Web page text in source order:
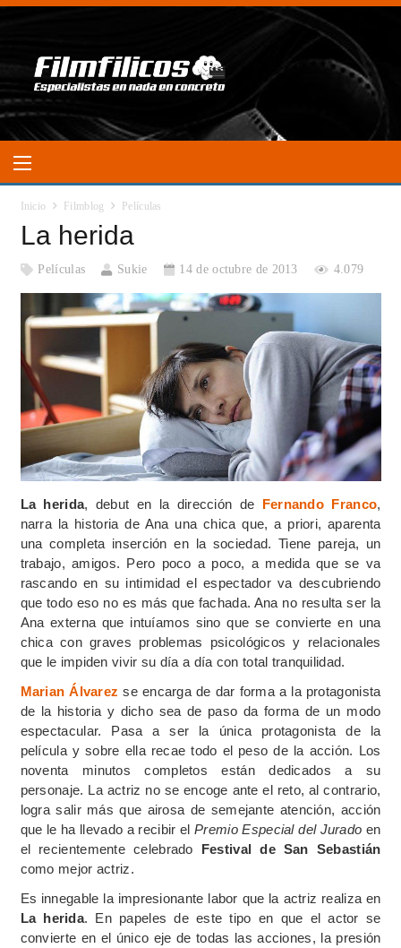
Inicio Filmblog Películas
La herida
Películas Sukie 14 de octubre de 2013 4.079
La herida, debut en la dirección de Fernando Franco,
narra la historia de Ana una chica que, a priori, aparenta
una completa inserción en la sociedad. Tiene pareja, un
trabajo, amigos. Pero poco a poco, a medida que se va
rascando en su intimidad el espectador va descubriendo
que todo eso no es más que fachada. Ana no resulta ser la
Ana externa que intuíamos sino que se convierte en una
chica con graves problemas psicológicos y relacionales
que le impiden vivir su día a día con total tranquilidad.
Marian Álvarez se encarga de dar forma a la protagonista
de la historia y dicho sea de paso da forma de un modo
espectacular. Pasa a ser la única protagonista de la
película y sobre ella recae todo el peso de la acción. Los
noventa minutos completos están dedicados a su
personaje. La actriz no se encoge ante el reto, al contrario,
logra salir más que airosa de semejante atención, acción
que le ha llevado a recibir elPremio Especial del Jurado en
el recientemente celebrado Festival de San Sebastián
como mejor actriz.
Es innegable la impresionante labor que la actriz realiza en
La herida. En papeles de este tipo en que el actor se
convierte en el único eje de todas las acciones, la presión